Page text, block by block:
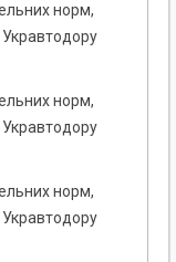
норм,
Укравтодору
норм,
Укравтодору
норм,
Укравтодору